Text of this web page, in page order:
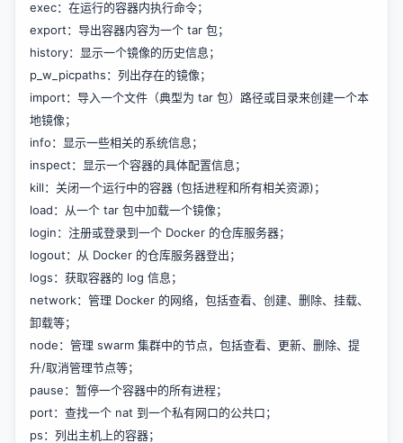
exec：在运行的容器内执行命令；
export：导出容器内容为一个 tar 包；
history：显示一个镜像的历史信息；
p_w_picpaths：列出存在的镜像；
import：导入一个文件（典型为 tar 包）路径或目录来创建一个本
地镜像；
info：显示一些相关的系统信息；
inspect：显示一个容器的具体配置信息；
kill：关闭一个运行中的容器 (包括进程和所有相关资源)；
load：从一个 tar 包中加载一个镜像；
login：注册或登录到一个 Docker 的仓库服务器；
logout：从 Docker 的仓库服务器登出；
logs：获取容器的 log 信息；
network：管理 Docker 的网络，包括查看、创建、删除、挂载、
卸载等；
node：管理 swarm 集群中的节点，包括查看、更新、删除、提
升/取消管理节点等；
pause：暂停一个容器中的所有进程；
port：查找一个 nat 到一个私有网口的公共口；
ps：列出主机上的容器；